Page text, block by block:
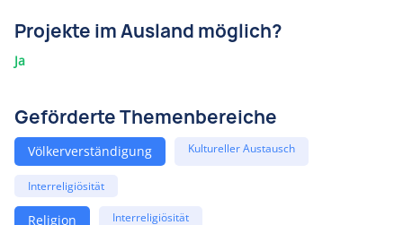
Projekte im Ausland möglich?
Ja
Geförderte Themenbereiche
Völkerverständigung Kultureller Austausch
Interreligiösität
Religion Interreligiösität